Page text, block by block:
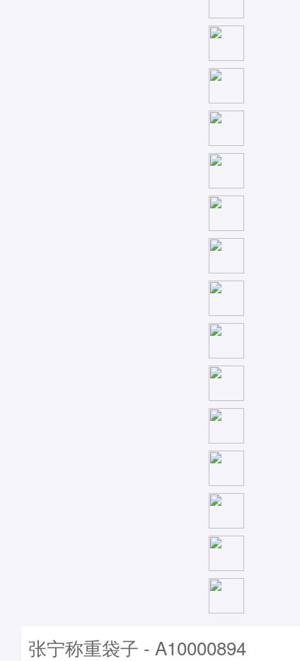
张宁称重袋子 - A10000894